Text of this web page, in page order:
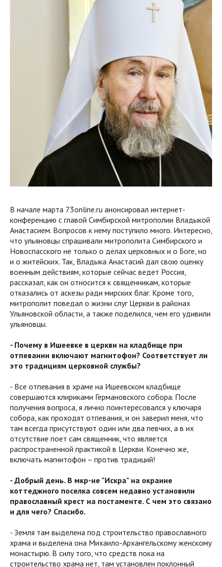
В начале марта 73online.ru анонсировал интернет-
конференцию с главой Симбирской митрополии Владыкой
Анастасием. Вопросов к нему поступило много. Интересно,
что ульяновцы спрашивали митрополита Симбирского и
Новоспасского не только о делах церковных и о Боге, но
и о житейских. Так, Владыка Анастасий дал свою оценку
военным действиям, которые сейчас ведет Россия,
рассказал, как он относится к священникам, которые
отказались от аскезы ради мирских благ. Кроме того,
митрополит поведал о жизни слуг Церкви в районах
Ульяновской области, а также поделился, чем его удивили
ульяновцы.
- Почему в Ишеевке в церкви на кладбище при
отпевании включают магнитофон? Соответствует ли
это традициям церковной службы?
- Все отпевания в храме на Ишеевском кладбище
совершаются клириками Германовского собора. После
получения вопроса, я лично поинтересовался у ключаря
собора, как проходят отпевания, и он заверил меня, что
там всегда присутствуют один или два певчих, а в их
отсутствие поет сам священник, что является
распространенной практикой в Церкви. Конечно же,
включать магнитофон – против традиций!
- Добрый день. В мкр-не "Искра" на окраине
коттеджного поселка совсем недавно установили
православный крест на постаменте. С чем это связано
и для чего? Спасибо.
- Земля там выделена под строительство православного
храма и выделена она Михаило-Архангельскому женскому
монастырю. В силу того, что средств пока на
строительство храма нет, там установлен поклонный